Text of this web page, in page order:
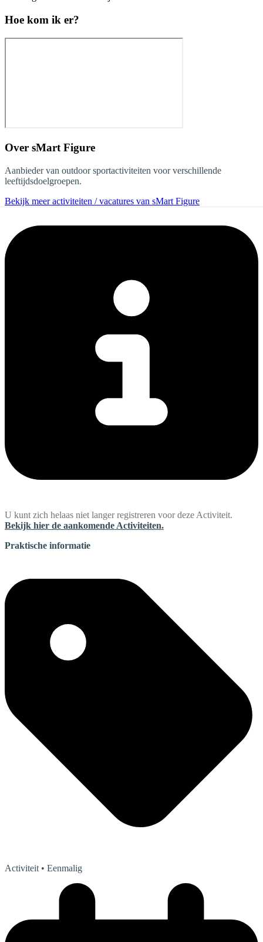
Hoe kom ik er?
Over sMart Figure
Aanbieder van outdoor sportactiviteiten voor verschillende
leeftijdsdoelgroepen.
Bekijk meer activiteiten / vacatures van sMart Figure
U kunt zich helaas niet langer registreren voor deze Activiteit.
Bekijk hier de aankomende Activiteiten.
Praktische informatie
Activiteit • Eenmalig